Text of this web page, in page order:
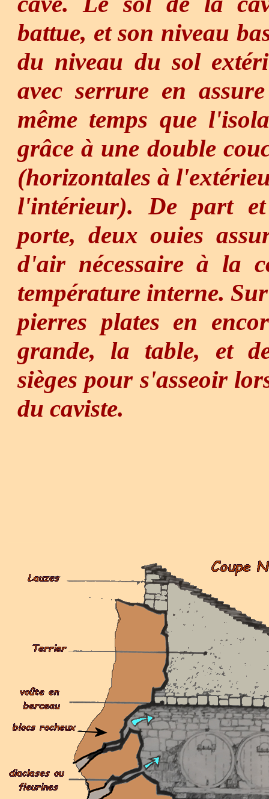
battue, et son niveau
du niveau du sol
avec serrure en
même temps que
grâce à une double
(horizontales à
l'intérieur). De part
porte, deux ouies
d'air nécessaire à la
température interne.
pierres plates en
grande, la table, et
sièges pour s'asseoir
du caviste.